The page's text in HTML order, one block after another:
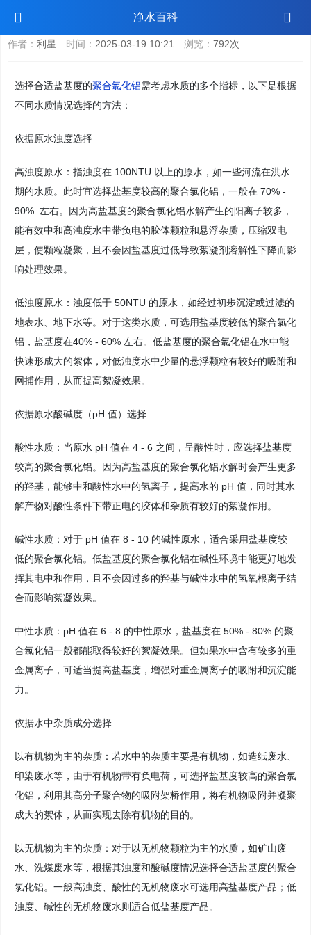
净水百科
如何根据水质情况选择聚合氯化铝的盐基度
作者： 利星 时间： 2025-03-19 10:21 浏览： 792次
选择合适盐基度的聚合氯化铝需考虑水质的多个指标，以下是根据
不同水质情况选择的方法：
依据原水浊度选择
高浊度原水：指浊度在 100NTU 以上的原水，如一些河流在洪水
期的水质。此时宜选择盐基度较高的聚合氯化铝，一般在 70% -
90% 左右。因为高盐基度的聚合氯化铝水解产生的阳离子较多，
能有效中和高浊度水中带负电的胶体颗粒和悬浮杂质，压缩双电
层，使颗粒凝聚，且不会因盐基度过低导致絮凝剂溶解性下降而影
响处理效果。
低浊度原水：浊度低于 50NTU 的原水，如经过初步沉淀或过滤的
地表水、地下水等。对于这类水质，可选用盐基度较低的聚合氯化
铝，盐基度在40% - 60% 左右。低盐基度的聚合氯化铝在水中能
快速形成大的絮体，对低浊度水中少量的悬浮颗粒有较好的吸附和
网捕作用，从而提高絮凝效果。
依据原水酸碱度（pH 值）选择
酸性水质：当原水 pH 值在 4 - 6 之间，呈酸性时，应选择盐基度
较高的聚合氯化铝。因为高盐基度的聚合氯化铝水解时会产生更多
的羟基，能够中和酸性水中的氢离子，提高水的 pH 值，同时其水
解产物对酸性条件下带正电的胶体和杂质有较好的絮凝作用。
碱性水质：对于 pH 值在 8 - 10 的碱性原水，适合采用盐基度较
低的聚合氯化铝。低盐基度的聚合氯化铝在碱性环境中能更好地发
挥其电中和作用，且不会因过多的羟基与碱性水中的氢氧根离子结
合而影响絮凝效果。
中性水质：pH 值在 6 - 8 的中性原水，盐基度在 50% - 80% 的聚
合氯化铝一般都能取得较好的絮凝效果。但如果水中含有较多的重
金属离子，可适当提高盐基度，增强对重金属离子的吸附和沉淀能
力。
依据水中杂质成分选择
以有机物为主的杂质：若水中的杂质主要是有机物，如造纸废水、
印染废水等，由于有机物带有负电荷，可选择盐基度较高的聚合氯
化铝，利用其高分子聚合物的吸附架桥作用，将有机物吸附并凝聚
成大的絮体，从而实现去除有机物的目的。
以无机物为主的杂质：对于以无机物颗粒为主的水质，如矿山废
水、洗煤废水等，根据其浊度和酸碱度情况选择合适盐基度的聚合
氯化铝。一般高浊度、酸性的无机物废水可选用高盐基度产品；低
浊度、碱性的无机物废水则适合低盐基度产品。